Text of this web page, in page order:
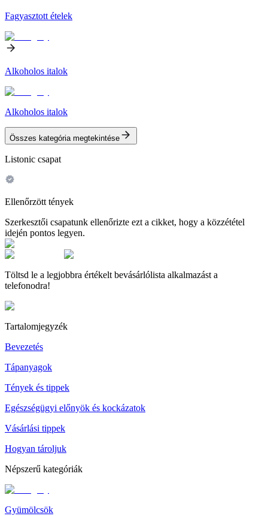
Fagyasztott ételek
Alkoholos italok
Alkoholos italok
Összes kategória megtekintése
Listonic csapat
Ellenőrzött tények
Szerkesztői csapatunk ellenőrizte ezt a cikket, hogy a közzététel
idején pontos legyen.
Töltsd le a legjobbra értékelt bevásárlólista alkalmazást a
telefonodra!
Tartalomjegyzék
Bevezetés
Tápanyagok
Tények és tippek
Egészségügyi előnyök és kockázatok
Vásárlási tippek
Hogyan tároljuk
Népszerű kategóriák
Gyümölcsök